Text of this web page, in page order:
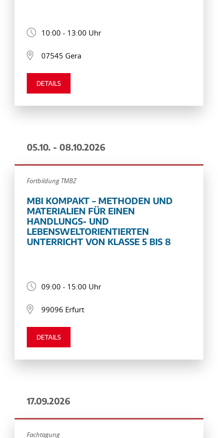
10:00 - 13:00 Uhr
07545 Gera
DETAILS
05.10. - 08.10.2026
Fortbildung TMBZ
MBI KOMPAKT – METHODEN UND
MATERIALIEN FÜR EINEN
HANDLUNGS- UND
LEBENSWELTORIENTIERTEN
UNTERRICHT VON KLASSE 5 BIS 8
09:00 - 15:00 Uhr
99096 Erfurt
DETAILS
17.09.2026
Fachtagung